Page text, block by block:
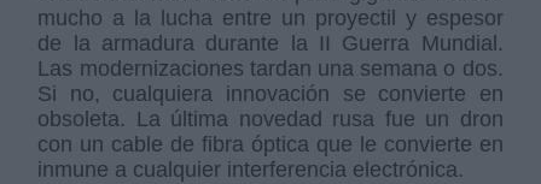
mucho a la lucha entre un proyectil y espesor
de la armadura durante la II Guerra Mundial.
Las modernizaciones tardan una semana o dos.
Si no, cualquiera innovación se convierte en
obsoleta. La última novedad rusa fue un dron
con un cable de fibra óptica que le convierte en
inmune a cualquier interferencia electrónica.